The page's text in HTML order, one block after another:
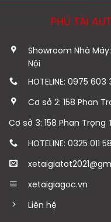
PHÚ TÀI
Showroom Nhà
Nội
HOTELINE: 0975 603
Cơ sở 2: 158 Phan
Cơ sở 3: 158 Phan Trọng
HOTELINE: 0325 011
xetaigiagoc.vn
Liên hệ